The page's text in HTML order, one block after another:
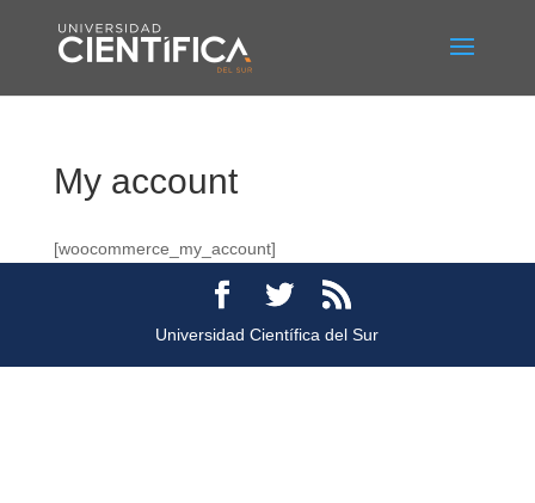
My account
[woocommerce_my_account]
Universidad Científica del Sur